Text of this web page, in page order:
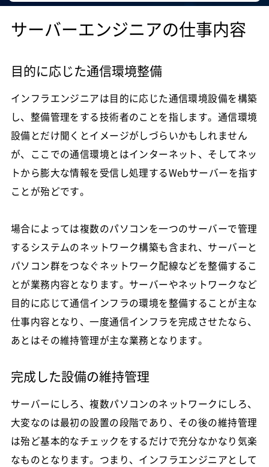
サーバーエンジニアの仕事内容
目的に応じた通信環境整備
インフラエンジニアは目的に応じた通信環境設備を構築
し、整備管理をする技術者のことを指します。通信環境
設備とだけ聞くとイメージがしづらいかもしれません
が、ここでの通信環境とはインターネット、そしてネッ
トから膨大な情報を受信し処理するWebサーバーを指す
ことが殆どです。
場合によっては複数のパソコンを一つのサーバーで管理
するシステムのネットワーク構築も含まれ、サーバーと
パソコン群をつなぐネットワーク配線などを整備するこ
とが業務内容となります。サーバーやネットワークなど
目的に応じて通信インフラの環境を整備することが主な
仕事内容となり、一度通信インフラを完成させたなら、
あとはその維持管理が主な業務となります。
完成した設備の維持管理
サーバーにしろ、複数パソコンのネットワークにしろ、
大変なのは最初の設置の段階であり、その後の維持管理
は殆ど基本的なチェックをするだけで充分なかなり気楽
なものとなります。つまり、インフラエンジニアとして